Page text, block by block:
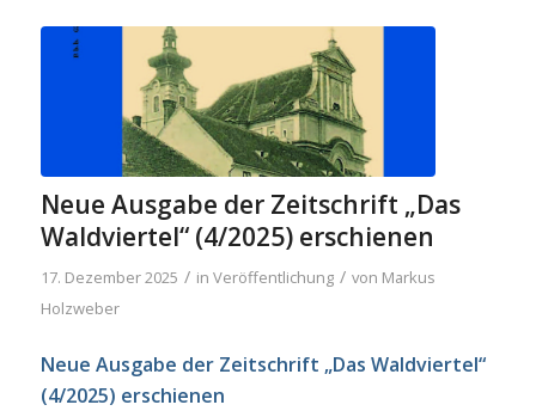
Neue Ausgabe der Zeitschrift „Das
Waldviertel“ (4/2025) erschienen
17. Dezember 2025 / in Veröffentlichung / von Markus
Holzweber
Neue Ausgabe der Zeitschrift „Das Waldviertel“
(4/2025) erschienen